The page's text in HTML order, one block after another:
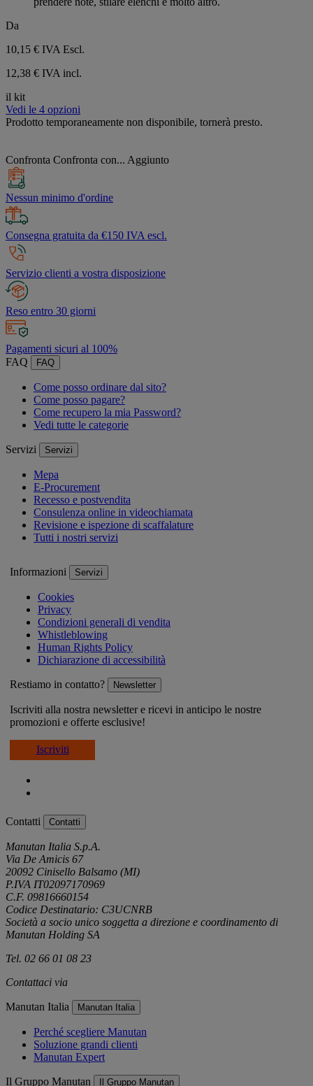
Da
10,15 € IVA Escl.
12,38 € IVA incl.
il kit
Vedi le 4 opzioni
Prodotto temporaneamente non disponibile, tornerà presto.
Confronta Confronta con... Aggiunto
Nessun minimo d'ordine
Consegna gratuita da €150 IVA escl.
Servizio clienti a vostra disposizione
Reso entro 30 giorni
Pagamenti sicuri al 100%
FAQ
FAQ
Come posso ordinare dal sito?
Come posso pagare?
Come recupero la mia Password?
Vedi tutte le categorie
Servizi Servizi
Mepa
E-Procurement
Recesso e postvendita
Consulenza online in videochiamata
Revisione e ispezione di scaffalature
Tutti i nostri servizi
Informazioni Servizi
Cookies
Privacy
Condizioni generali di vendita
Whistleblowing
Human Rights Policy
Dichiarazione di accessibilità
Restiamo in contatto? Newsletter
Iscriviti alla nostra newsletter e ricevi in anticipo le nostre
promozioni e offerte esclusive!
Iscriviti
Contatti Contatti
Manutan Italia S.p.A.
Via De Amicis 67
20092 Cinisello Balsamo (MI)
P.IVA IT02097170969
C.F. 09816660154
Codice Destinatario: C3UCNRB
Società a socio unico soggetta a direzione e coordinamento di
Manutan Holding SA
Tel. 02 66 01 08 23
Contattaci via
Manutan Italia Manutan Italia
Perché scegliere Manutan
Soluzione grandi clienti
Manutan Expert
Il Gruppo Manutan Il Gruppo Manutan